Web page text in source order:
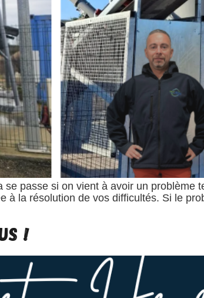
passe si on vient à avoir un problème
à la résolution de vos difficultés. Si le
!